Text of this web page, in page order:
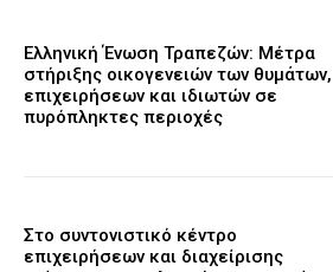
Ελληνική Ένωση Τραπεζών: Μέτρα
στήριξης οικογενειών των θυμάτων,
επιχειρήσεων και ιδιωτών σε
πυρόπληκτες περιοχές
Στο συντονιστικό κέντρο
επιχειρήσεων και διαχείρισης